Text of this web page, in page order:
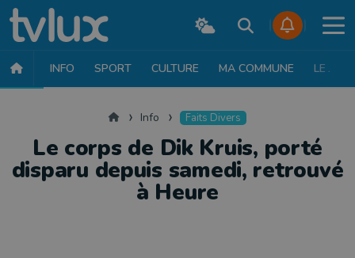
INFO SPORT CULTURE MA COMMUNE LE JT
AccueilInfo Faits Divers
Le corps de Dik Kruis, porté
disparu depuis samedi, retrouvé
à Heure